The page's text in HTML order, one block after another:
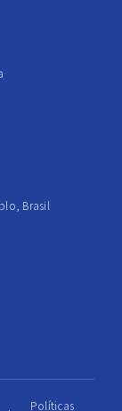
Brasil
Políticas